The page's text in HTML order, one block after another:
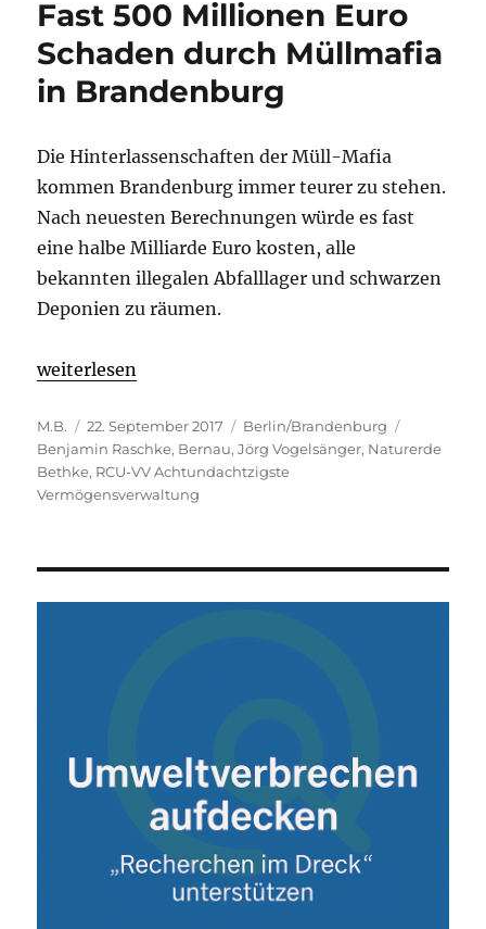
Fast 500 Millionen Euro
Schaden durch Müllmafia
in Brandenburg
Die Hinterlassenschaften der Müll-Mafia
kommen Brandenburg immer teurer zu stehen.
Nach neuesten Berechnungen würde es fast
eine halbe Milliarde Euro kosten, alle
bekannten illegalen Abfalllager und schwarzen
Deponien zu räumen.
„Fast 500 Millionen Euro Schaden durch
weiterlesen
Autor
M.B.
Veröffentlicht
am
22. September 2017 Kategorien
Berlin/Brandenburg
Benjamin Raschke, Bernau,Jörg Vogelsänger, Naturerde
Bethke, RCU-VV Achtundachtzigste
Vermögensverwaltung